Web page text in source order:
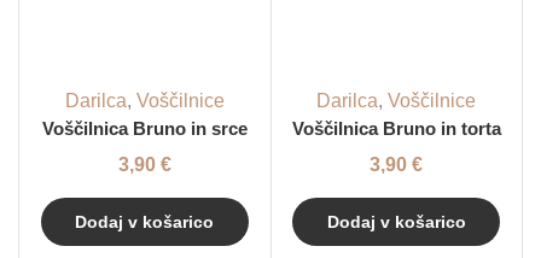
Darilca, Voščilnice
Voščilnica Bruno in srce
3,90 €
Dodaj v košarico
Darilca,Voščilnice
Voščilnica Bruno in torta
3,90€
Dodaj v košarico